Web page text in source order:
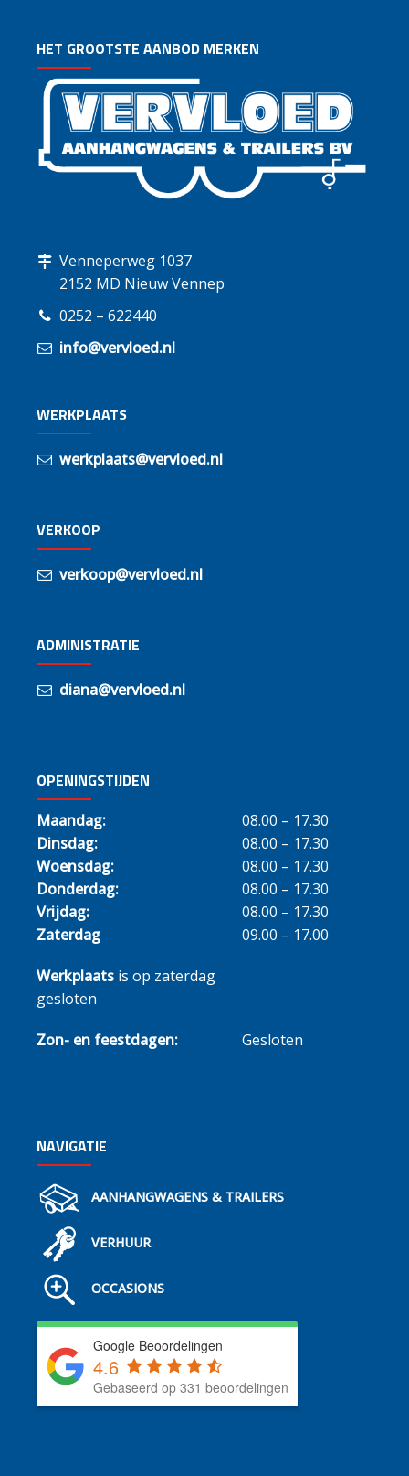
HET GROOTSTE AANBOD MERKEN
Venneperweg 1037
2152 MD Nieuw Vennep
0252 – 622440
info@vervloed.nl
WERKPLAATS
werkplaats@vervloed.nl
VERKOOP
verkoop@vervloed.nl
ADMINISTRATIE
diana@vervloed.nl
OPENINGSTIJDEN
Maandag:
08.00 – 17.30
Dinsdag:
08.00 – 17.30
Woensdag:
08.00 – 17.30
Donderdag:
08.00 – 17.30
Vrijdag:
08.00 – 17.30
Zaterdag
09.00 – 17.00
Werkplaats is op zaterdag
gesloten
Zon- en feestdagen: Gesloten
NAVIGATIE
AANHANGWAGENS & TRAILERS
VERHUUR
OCCASIONS
Google Beoordelingen
4.6
Gebaseerd op 331 beoordelingen